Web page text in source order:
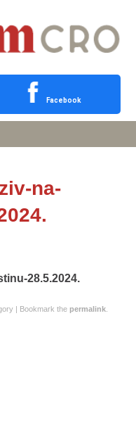
Facebook
na-
28.5.2024.
| Bookmark the permalink